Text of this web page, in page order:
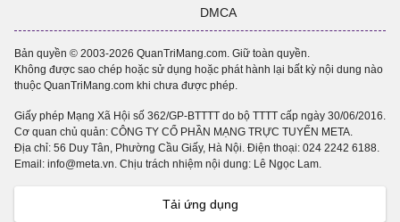
DMCA
Bản quyền © 2003-2026 QuanTriMang.com. Giữ toàn quyền.
Không được sao chép hoặc sử dụng hoặc phát hành lại bất kỳ nội dung nào
thuộc QuanTriMang.com khi chưa được phép.
Giấy phép Mạng Xã Hội số 362/GP-BTTTT do bộ TTTT cấp ngày 30/06/2016.
Cơ quan chủ quản: CÔNG TY CỔ PHẦN MẠNG TRỰC TUYẾN META.
Địa chỉ: 56 Duy Tân, Phường Cầu Giấy, Hà Nội. Điện thoại: 024 2242 6188.
Email: info@meta.vn. Chịu trách nhiệm nội dung: Lê Ngọc Lam.
Tải ứng dụng